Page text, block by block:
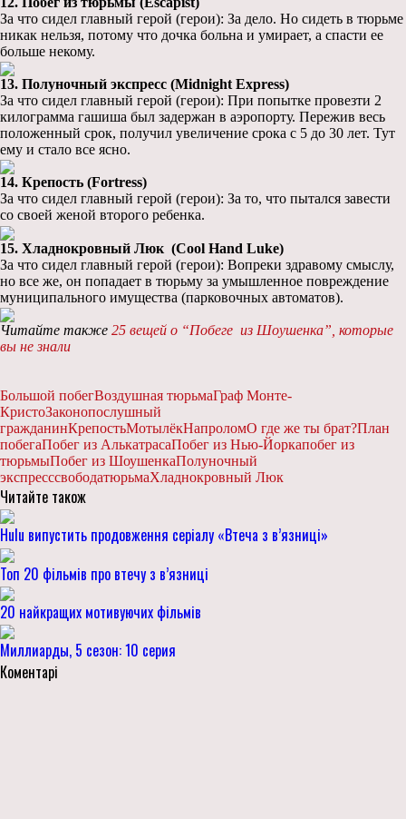
За что сидел главный герой (герои): За дело. Но сидеть в тюрьме
никак нельзя, потому что дочка больна и умирает, а спасти ее
больше некому.
13. Полуночный экспресс (Midnight Express)
За что сидел главный герой (герои): При попытке провезти 2
килограмма гашиша был задержан в аэропорту. Пережив весь
положенный срок, получил увеличение срока с 5 до 30 лет. Тут
ему и стало все ясно.
14. Крепость (Fortress)
За что сидел главный герой (герои): За то, что пытался завести
со своей женой второго ребенка.
15. Хладнокровный Люк (Cool Hand Luke)
За что сидел главный герой (герои): Вопреки здравому смыслу,
но все же, он попадает в тюрьму за умышленное повреждение
муниципального имущества (парковочных автоматов).
Читайте также 25 вещей о “Побеге из Шоушенка”, которые
вы не знали
Большой побегВоздушная тюрьмаГраф Монте-
КристоЗаконопослушный
гражданинКрепостьМотылёкНапроломО где же ты брат?План
побегаПобег из АлькатрасаПобег из Нью-Йоркапобег из
тюрьмыПобег из ШоушенкаПолуночный
экспресссвободатюрьмаХладнокровный Люк
Читайте також
Hulu випустить продовження серіалу «Втеча з в’язниці»
Топ 20 фільмів про втечу з в’язниці
20 найкращих мотивуючих фільмів
Миллиарды, 5 сезон: 10 серия
Коментарі